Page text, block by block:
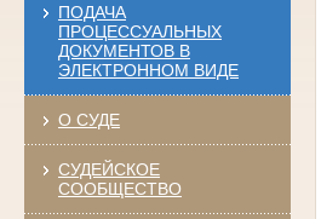
ПОДАЧА
ПРОЦЕССУАЛЬНЫХ
ДОКУМЕНТОВ В
ЭЛЕКТРОННОМ ВИДЕ
О СУДЕ
СУДЕЙСКОЕ
СООБЩЕСТВО